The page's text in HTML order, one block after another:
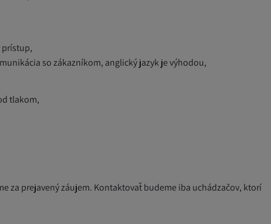
prístup,
so zákazníkom, anglický jazyk je výhodou,
tlakom,
za prejavený záujem. Kontaktovať budeme iba uchádzačov, ktorí